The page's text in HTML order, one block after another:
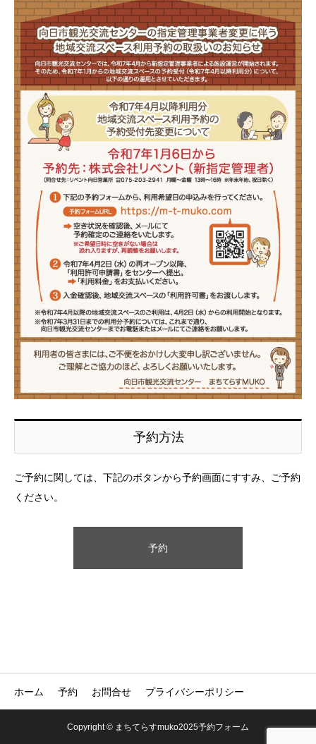
予約方法
ご予約に関しては、下記のボタンから予約画面にすすみ、ご予約
ください。
予約
ホーム 予約 お問合せ プライバシーポリシー
Copyright © まちてらすmuko2025予約フォーム